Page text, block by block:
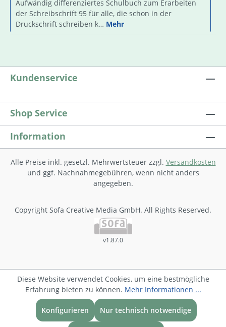
Aufwändig differenziertes Schulbuch zum Erarbeiten
der Schreibschrift 95 für alle, die schon in der
Druckschrift schreiben k… Mehr
Kundenservice
Shop Service
Information
Alle Preise inkl. gesetzl. Mehrwertsteuer zzgl. Versandkosten
und ggf. Nachnahmegebühren, wenn nicht anders
angegeben.
Copyright Sofa Creative Media GmbH. All Rights Reserved.
v1.87.0
Diese Website verwendet Cookies, um eine bestmögliche
Erfahrung bieten zu können. Mehr Informationen ...
Nur technisch notwendige
Konfigurieren